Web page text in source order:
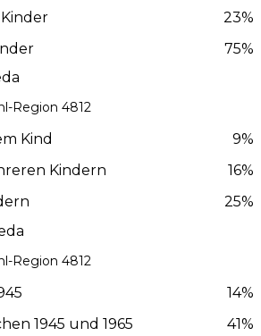
23%
75%
Region 4812
Kind
9%
Kindern
16%
25%
Region 4812
14%
1945 und 1965
41%